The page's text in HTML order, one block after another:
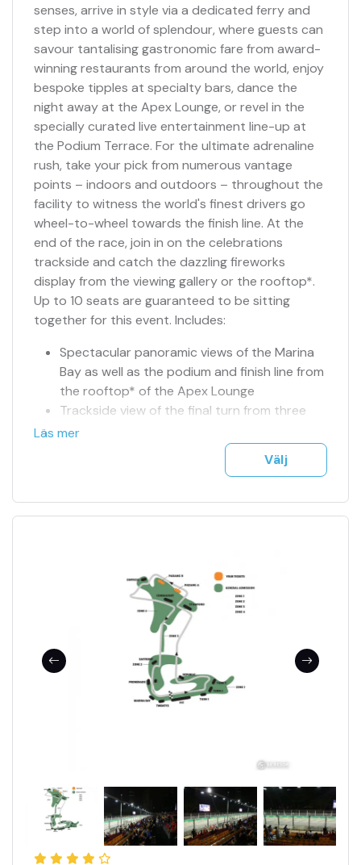
senses, arrive in style via a dedicated ferry and
step into a world of splendour, where guests can
savour tantalising gastronomic fare from award-
winning restaurants from around the world, enjoy
bespoke tipples at specialty bars, dance the
night away at the Apex Lounge, or revel in the
specially curated live entertainment line-up at
the Podium Terrace. For the ultimate adrenaline
rush, take your pick from numerous vantage
points – indoors and outdoors – throughout the
facility to witness the world's finest drivers go
wheel-to-wheel towards the finish line. At the
end of the race, join in on the celebrations
trackside and catch the dazzling fireworks
display from the viewing gallery or the rooftop*.
Up to 10 seats are guaranteed to be sitting
together for this event. Includes:
Spectacular panoramic views of the Marina
Bay as well as the podium and finish line from
the rooftop* of the Apex Lounge
Trackside view of the final turn from three
feature restaurants
Patrons enjoy complimentary rides on the
Singapore Flyer on a first-come-first-served
All zones in the Circuit Park and the concerts
trackside with outdoor seating
Multiple viewing galleries with excellent views
Live entertainment at Podium Terrace and
Apex Lounge
Guests can expect a sensational epicurean
experience, where they can dine exclusively
Alfresco dining at Podium Terrace
and soft drinks
Sittplats fredag-söndag
Sittplatser tillsammans
TV-skärm nära/framför
Läs mer
Välj